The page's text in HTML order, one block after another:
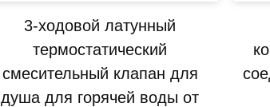
3-ходовой латунный
термостатический
смесительный клапан для
душа для горячей воды от